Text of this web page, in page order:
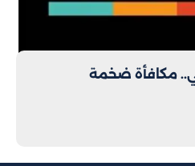
مكافأة ضخمة